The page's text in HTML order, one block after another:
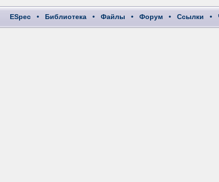
ESpec • Библиотека • Файлы • Форум • Ссылки •